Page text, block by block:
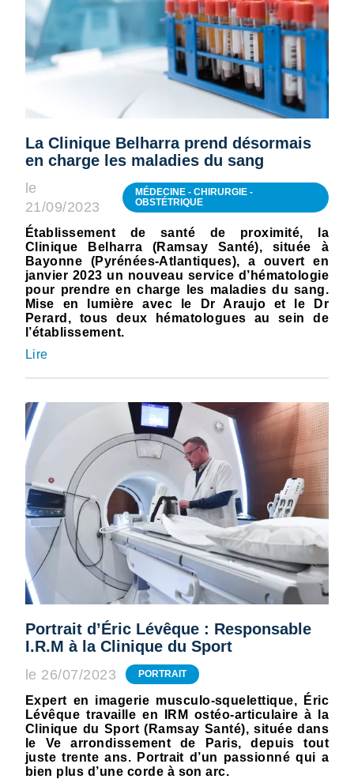
La Clinique Belharra prend désormais
en charge les maladies du sang
le
21/09/2023
MÉDECINE - CHIRURGIE -
OBSTÉTRIQUE
Établissement de santé de proximité, la
Clinique Belharra (Ramsay Santé), située à
Bayonne (Pyrénées-Atlantiques), a ouvert en
janvier 2023 un nouveau service d’hématologie
pour prendre en charge les maladies du sang.
Mise en lumière avec le Dr Araujo et le Dr
Perard, tous deux hématologues au sein de
l’établissement.
Lire
Portrait d’Éric Lévêque : Responsable
I.R.M à la Clinique du Sport
le 26/07/2023 PORTRAIT
Expert en imagerie musculo-squelettique, Éric
Lévêque travaille en IRM ostéo-articulaire à la
Clinique du Sport (Ramsay Santé), située dans
le Ve arrondissement de Paris, depuis tout
juste trente ans. Portrait d’un passionné qui a
bien plus d’une corde à son arc.